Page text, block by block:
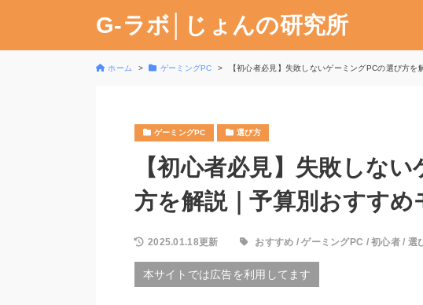
G-ラボ│じょんの研究所
ホーム ゲーミングPC 【初心者必見】失敗しないゲーミングPCの選び方を
ゲーミングPC 選び方
【初心者必見】失敗しな
方を解説｜予算別おすすめ
2025.01.18更新 おすすめ /ゲーミングPC /初心者/ 選
本サイトでは広告を利用してます